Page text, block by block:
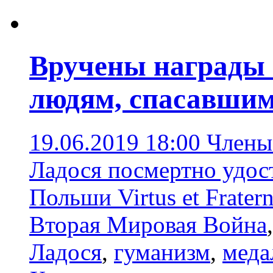
Вручены
людям,
19.06.2019 18:00
Ладося посмертно
Польши Virtus et
Вторая Мировая Война
Ладося, гуманизм,